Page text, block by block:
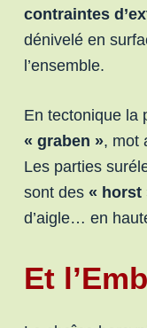
contraintes
dénivelé en
l’ensemble.
En tectonique la
« graben », mot
Les parties
sont des« horst
d’aigle… en
Et